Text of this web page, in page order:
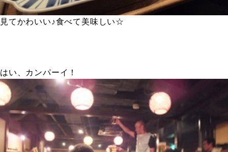
見てかわいい♪食べて美味しい☆
はい、カンパーイ！